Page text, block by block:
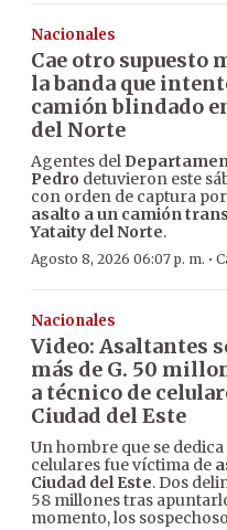
Nacionales
Cae otro supuesto
la banda que
camión blindado
del Norte
Agentes del
Pedro detuvieron este
con orden de captura
asalto a un camión
Yataity del Norte.
Agosto 8, 2026 06:07 p. m. ·
Nacionales
Video: Asaltantes
más de G. 50
a técnico de
Ciudad del Este
Un hombre que se
celulares fue víctima de
Ciudad del Este. Dos
58 millones tras
momento, los